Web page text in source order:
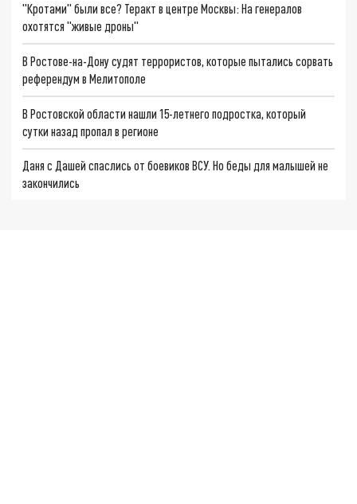
"Кротами" были все? Теракт в центре Москвы: На генералов
охотятся "живые дроны"
В Ростове-на-Дону судят террористов, которые пытались сорвать
референдум в Мелитополе
В Ростовской области нашли 15-летнего подростка, который
сутки назад пропал в регионе
Даня с Дашей спаслись от боевиков ВСУ. Но беды для малышей не
закончились